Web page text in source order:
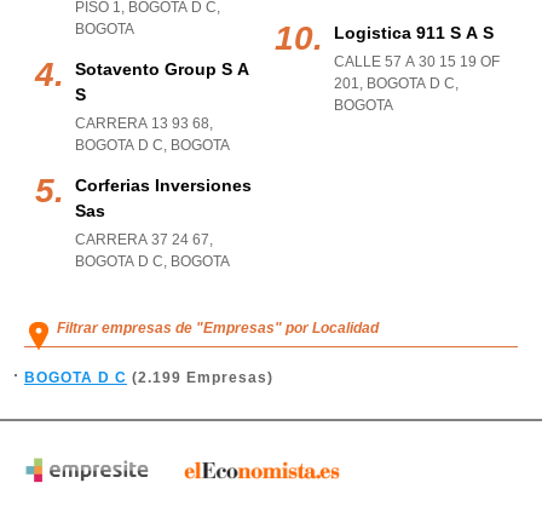
PISO 1, BOGOTA D C,
BOGOTA
Sotavento Group S A
S
CARRERA 13 93 68,
BOGOTA D C, BOGOTA
Corferias Inversiones
Sas
CARRERA 37 24 67,
BOGOTA D C, BOGOTA
Logistica 911 S A S
CALLE 57 A 30 15 19 OF
201, BOGOTA D C,
BOGOTA
Filtrar empresas de "Empresas" por Localidad
BOGOTA D C (2.199 Empresas)